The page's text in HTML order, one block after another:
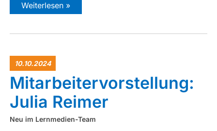
Weiterlesen »
10.10.2024
Mitarbeitervorstellung:
Julia Reimer
Neu im Lernmedien-Team